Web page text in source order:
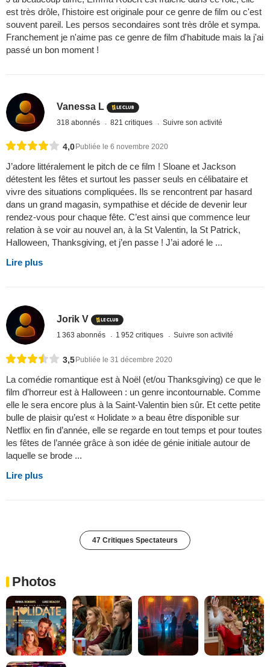
est très drôle, l'histoire est originale pour ce genre de film ou c'est
souvent pareil. Les persos secondaires sont très drôle et sympa.
Franchement je n'aime pas ce genre de film d'habitude mais la j'ai
passé un bon moment !
Vanessa L
318 abonnés 821 critiques Suivre son activité
4,0 Publiée le 6 novembre 2020
J’adore littéralement le pitch de ce film ! Sloane et Jackson
détestent les fêtes et surtout les passer seuls en célibataire et
vivre des situations compliquées. Ils se rencontrent par hasard
dans un grand magasin, sympathise et décide de devenir leur
rendez-vous pour chaque fête. C’est ainsi que commence leur
relation à se voir au nouvel an, à la St Valentin, la St Patrick,
Halloween, Thanksgiving, et j’en passe ! J’ai adoré le ...
Lire plus
Jorik V
1 363 abonnés 1 952 critiques Suivre son activité
3,5Publiée le 31 décembre 2020
La comédie romantique est à Noël (et/ou Thanksgiving) ce que le
film d’horreur est à Halloween : un genre incontournable. Comme
elle le sera encore plus à la Saint-Valentin bien sûr. Et cette petite
bulle de plaisir qu’est « Holidate » a beau être disponible sur
Netflix en fin d’année, elle se regarde en tout temps et pour toutes
les fêtes de l’année grâce à son idée de génie initiale autour de
laquelle se brode ...
Lire plus
47 Critiques Spectateurs
Photos